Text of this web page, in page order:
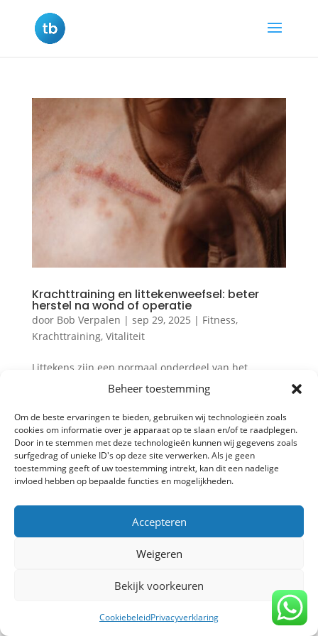
Beheer toestemming
Om de beste ervaringen te bieden, gebruiken wij technologieën zoals
cookies om informatie over je apparaat op te slaan en/of te raadplegen.
Door in te stemmen met deze technologieën kunnen wij gegevens zoals
surfgedrag of unieke ID's op deze site verwerken. Als je geen
toestemming geeft of uw toestemming intrekt, kan dit een nadelige
invloed hebben op bepaalde functies en mogelijkheden.
Accepteren
Weigeren
Bekijk voorkeuren
CookiebeleidPrivacyverklaring
Krachttraining en littekenweefsel: beter
herstel na wond of operatie
door Bob Verpalen | sep 29, 2025 | Fitness,
Krachttraining, Vitaliteit
Littekens zijn een normaal onderdeel van het
herstelproces na een wond of operatie. Toch kan
littekenweefsel stug aanvoelen, pijn geven of je
bewegingsvrijheid beperken. Goed nieuws:
krachttraining kan een belangrijke rol spelen in het
soepel houden van weefsels, het...
Privacy verklaring-Algemene voorwaarden-
Copyright TrainBeter 2025 |Website design by
BeatsbySV